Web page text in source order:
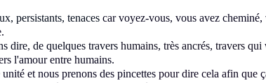
, persistants, tenaces car voyez-vous, vous avez
.
dire, de quelques travers humains, très ancrés, travers
l'amour entre humains.
unité et nous prenons des pincettes pour dire cela afin que